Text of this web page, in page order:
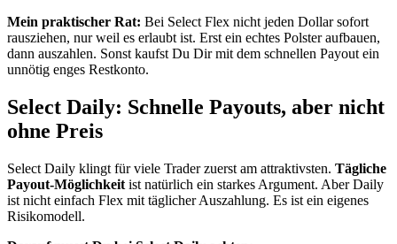
Mein praktischer Rat: Bei Select Flex nicht jeden Dollar sofort
rausziehen, nur weil es erlaubt ist. Erst ein echtes Polster aufbauen,
dann auszahlen. Sonst kaufst Du Dir mit dem schnellen Payout ein
unnötig enges Restkonto.
Select Daily: Schnelle Payouts, aber nicht
ohne Preis
Select Daily klingt für viele Trader zuerst am attraktivsten. Tägliche
Payout-Möglichkeit ist natürlich ein starkes Argument. Aber Daily
ist nicht einfach Flex mit täglicher Auszahlung. Es ist ein eigenes
Risikomodell.